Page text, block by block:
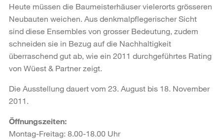
Heute müssen die Baumeisterhäuser vielerorts grösseren
Neubauten weichen. Aus denkmalpflegerischer Sicht
sind diese Ensembles von grosser Bedeutung, zudem
schneiden sie in Bezug auf die Nachhaltigkeit
überraschend gut ab, wie ein 2011 durchgeführtes Rating
von Wüest & Partner zeigt.
Die Ausstellung dauert vom 23. August bis 18. November
2011.
Öffnungszeiten:
Montag-Freitag: 8.00-18.00 Uhr